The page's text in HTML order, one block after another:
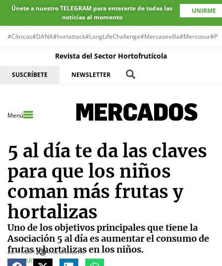
Únete a nuestro TELEGRAM para enterarte de todas las
noticias al momento
UNIRME
#Cítricos#DANA#hortattack#LongLifeChallenge#Mercasevilla#Mercosur
Revista del Sector Hortofrutícola
SUSCRÍBETE NEWSLETTER
Menú
5 al día te da las claves
para que los niños
coman más frutas y
hortalizas
Uno de los objetivos principales que tiene la
Asociación 5 al día es aumentar el consumo de
frutas y hortalizas en los niños.
22/11/2016
Alicia Lozano
COMPARTE